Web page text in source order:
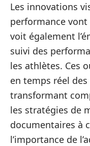
Les innovations
performance
voit également
suivi des
les athlètes. Ces
en temps réel
transformant
les stratégies de
documentaires à
l’importance de